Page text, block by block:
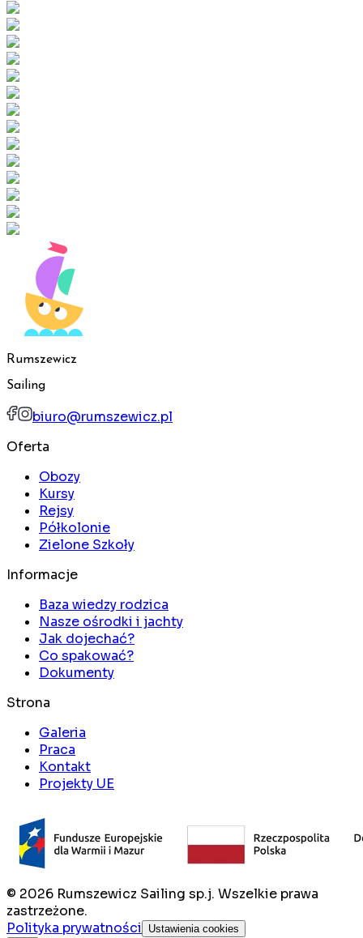
Rumszewicz
Sailing
biuro@rumszewicz.pl
Oferta
Obozy
Kursy
Rejsy
Półkolonie
Zielone Szkoły
Informacje
Baza wiedzy rodzica
Nasze ośrodki i jachty
Jak dojechać?
Co spakować?
Dokumenty
Strona
Galeria
Praca
Kontakt
Projekty UE
© 2026 Rumszewicz Sailing sp.j. Wszelkie prawa
zastrzeżone.
Polityka prywatności
Ustawienia cookies